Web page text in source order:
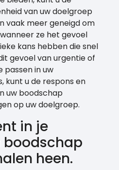
van uw doelgroep
vaak meer geneigd om
ze het gevoel
kans hebben die snel
gevoel van urgentie of
passen in uw
kunt u de respons en
uw boodschap
op uw doelgroep.
in je
heen.